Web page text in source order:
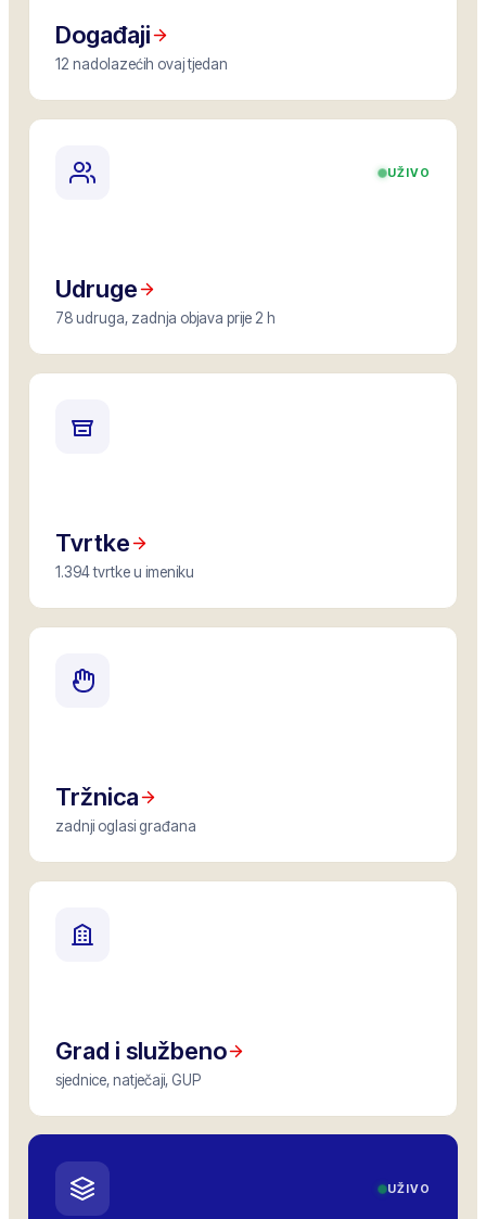
Događaji
12 nadolazećih ovaj tjedan
UŽIVO
Udruge
78 udruga, zadnja objava prije 2 h
Tvrtke
1.394 tvrtke u imeniku
Tržnica
zadnji oglasi građana
Grad i službeno
sjednice, natječaji, GUP
UŽIVO